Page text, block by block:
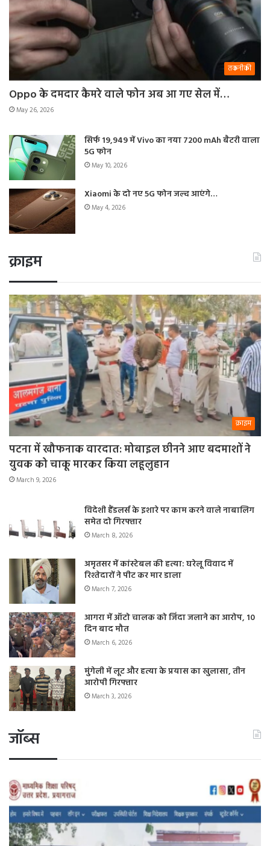
तकनीकी
Oppo के दमदार कैमरे वाले फोन अब आ गए सेल में…
May 26, 2026
सिर्फ 19,949 में Vivo का नया 7200 mAh बैटरी वाला
5G फोन
May 10, 2026
Xiaomi के दो नए 5G फोन जल्द आएंगे…
May 4, 2026
क्राइम
क्राइम
पटना में खौफनाक वारदात: मोबाइल छीनने आए बदमाशों ने
युवक को चाकू मारकर किया लहूलुहान
March 9, 2026
विदेशी हैंडलर्स के इशारे पर काम करने वाले नाबालिग
समेत दो गिरफ्तार
March 8, 2026
अमृतसर में कांस्टेबल की हत्या: घरेलू विवाद में
रिश्तेदारों ने पीट कर मार डाला
March 7, 2026
आगरा में ऑटो चालक को जिंदा जलाने का आरोप, 10
दिन बाद मौत
March 6, 2026
मुंगेली में लूट और हत्या के प्रयास का खुलासा, तीन
आरोपी गिरफ्तार
March 3, 2026
जॉब्स